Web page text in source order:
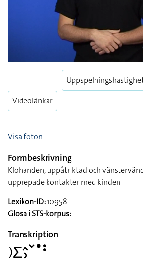
Videolänkar
Visa foton
Formbeskrivning
Klohanden, uppåtriktad och
upprepade kontakter med kinden
Lexikon-ID:10958
Glosa i STS-korpus:-
Transkription
􌤊􌤥􌤵􌤶􌥧􌤟􌥻